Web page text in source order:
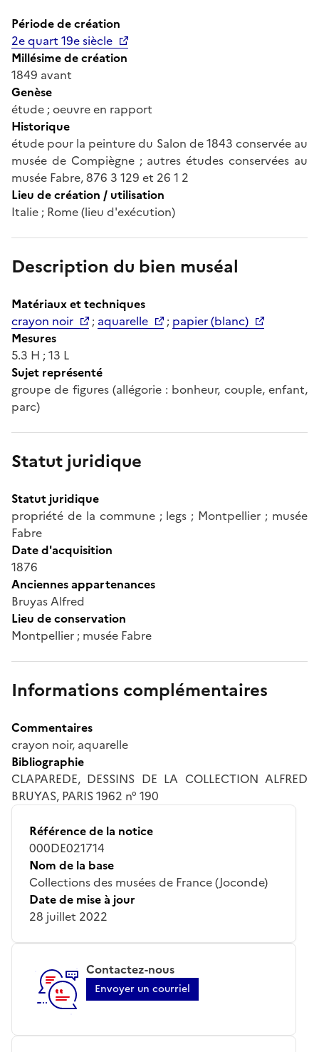
Période de création
2e quart 19e siècle
Millésime de création
1849 avant
Genèse
étude ; oeuvre en rapport
Historique
étude pour la peinture du Salon de 1843 conservée au
musée de Compiègne ; autres études conservées au
musée Fabre, 876 3 129 et 26 1 2
Lieu de création / utilisation
Italie ; Rome (lieu d'exécution)
Description du bien muséal
Matériaux et techniques
crayon noir
; aquarelle ; papier (blanc)
Mesures
5.3 H ; 13 L
Sujet représenté
groupe de figures (allégorie : bonheur, couple, enfant,
parc)
Statut juridique
Statut juridique
propriété de la commune ; legs ; Montpellier ; musée
Fabre
Date d'acquisition
1876
Anciennes appartenances
Bruyas Alfred
Lieu de conservation
Montpellier ; musée Fabre
Informations complémentaires
Commentaires
crayon noir, aquarelle
Bibliographie
CLAPAREDE, DESSINS DE LA COLLECTION ALFRED
BRUYAS, PARIS 1962 n° 190
Référence de la notice
000DE021714
Nom de la base
Collections des musées de France (Joconde)
Date de mise à jour
28 juillet 2022
Contactez-nous
Envoyer un courriel